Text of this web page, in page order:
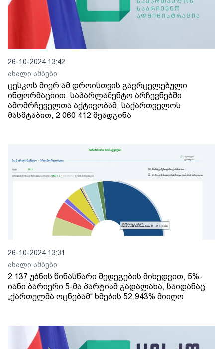
26-10-2024 13:42
ახალი ამბები
ცესკოს მიერ ამ დროისთვის გავრცელებული
ინფორმაციით, საპარლამენტო არჩევნებში
ამომრჩეველთა აქტივობამ, საქართველოს
მასშტაბით, 2 060 412 შეადგინა
26-10-2024 13:31
ახალი ამბები
2 137 უბნის წინასწარი შედეგების მიხედვით, 5%-
იანი ბარიერი 5-მა პარტიამ გადალახა, საიდანაც
„ქართულმა ოცნებამ“ ხმების 52.943% მიიღო